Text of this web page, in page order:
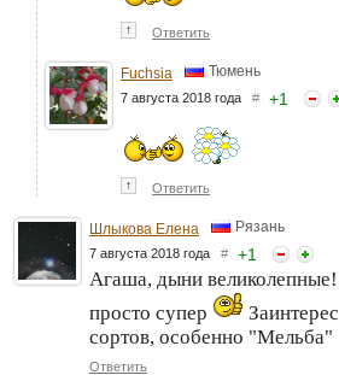
↑ Ответить
Fuchsia Тюмень
7 августа 2018 года # +1
↑ Ответить
Шлыкова Елена Рязань
7 августа 2018 года # +1
Агаша, дыни
просто супер
сортов, особенно "Мельба"
Ответить